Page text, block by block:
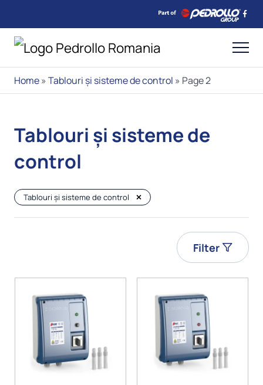
Home» Tablouri și sisteme de control » Page 2
Tablouri și sisteme de
control
Tablouri și sisteme de control
Filter